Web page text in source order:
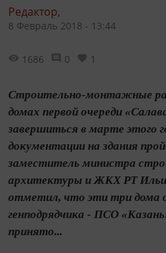
Редактор,
8 Февраль 2018 - 13:44
1686 0 1
Строительно-монтажные
домах первой очереди
завершиться в марте этого
документации на здания
заместитель министра
архитектуры и ЖКХ РТ
отметил, что эти три дома
генподрядчика - ПСО
принято...